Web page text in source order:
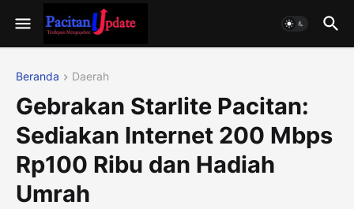
Beranda Daerah
Gebrakan Starlite Pacitan:
Sediakan Internet 200 Mbps
Rp100 Ribu dan Hadiah
Umrah